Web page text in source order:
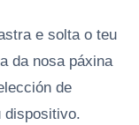
e solta o teu
da nosa páxina
de
dispositivo.